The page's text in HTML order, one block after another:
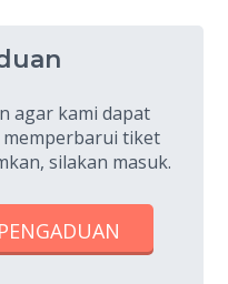
agar kami dapat
memperbarui tiket
silakan masuk.